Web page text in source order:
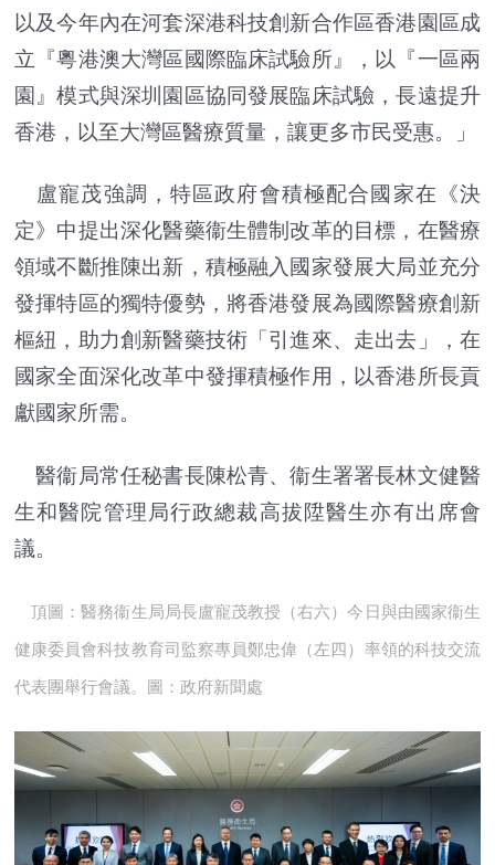
以及今年內在河套深港科技創新合作區香港園區成
立『粵港澳大灣區國際臨床試驗所』，以『一區兩
園』模式與深圳園區協同發展臨床試驗，長遠提升
香港，以至大灣區醫療質量，讓更多市民受惠。」
盧寵茂強調，特區政府會積極配合國家在《決
定》中提出深化醫藥衞生體制改革的目標，在醫療
領域不斷推陳出新，積極融入國家發展大局並充分
發揮特區的獨特優勢，將香港發展為國際醫療創新
樞紐，助力創新醫藥技術「引進來、走出去」，在
國家全面深化改革中發揮積極作用，以香港所長貢
獻國家所需。
醫衞局常任秘書長陳松青、衞生署署長林文健醫
生和醫院管理局行政總裁高拔陞醫生亦有出席會
議。
頂圖：醫務衞生局局長盧寵茂教授（右六）今日與由國家衞生
健康委員會科技教育司監察專員鄭忠偉（左四）率領的科技交流
代表團舉行會議。圖：政府新聞處